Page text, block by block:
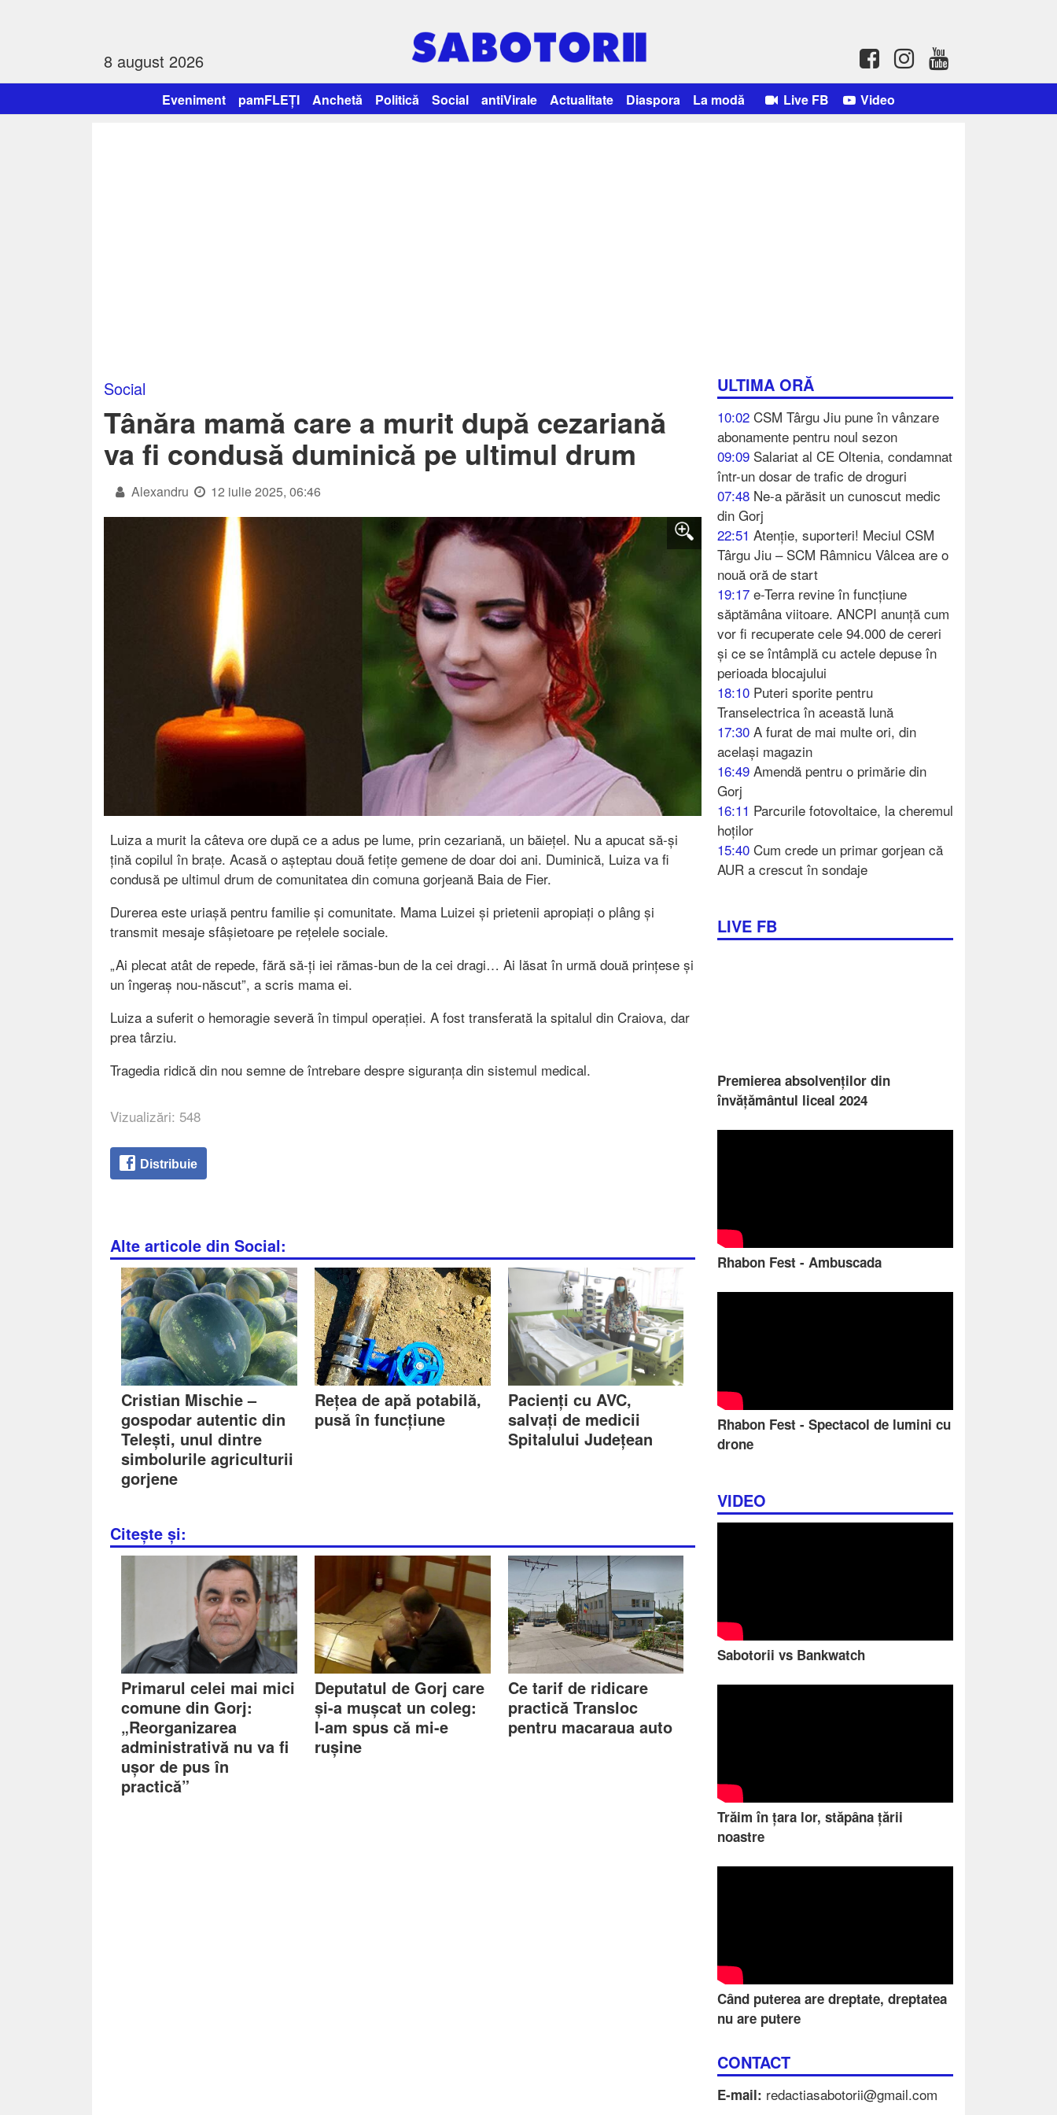
8 august 2026
Eveniment pamFLEȚI Anchetă Politică Social antiVirale Actualitate Diaspora La modă Live FB Video
ULTIMA ORĂ
10:02 CSM Târgu Jiu pune în vânzare
abonamente pentru noul sezon
09:09 Salariat al CE Oltenia, condamnat
într-un dosar de trafic de droguri
07:48 Ne-a părăsit un cunoscut medic
din Gorj
22:51 Atenție, suporteri! Meciul CSM
Târgu Jiu – SCM Râmnicu Vâlcea are o
nouă oră de start
19:17 e-Terra revine în funcțiune
săptămâna viitoare. ANCPI anunță cum
vor fi recuperate cele 94.000 de cereri
și ce se întâmplă cu actele depuse în
perioada blocajului
18:10 Puteri sporite pentru
Transelectrica în această lună
17:30 A furat de mai multe ori, din
același magazin
16:49 Amendă pentru o primărie din
Gorj
16:11 Parcurile fotovoltaice, la cheremul
hoților
15:40 Cum crede un primar gorjean că
AUR a crescut în sondaje
LIVE FB
Premierea absolvenților din
învățământul liceal 2024
Rhabon Fest - Ambuscada
Rhabon Fest - Spectacol de lumini cu
drone
VIDEO
Sabotorii vs Bankwatch
Trăim în țara lor, stăpâna țării
noastre
Când puterea are dreptate, dreptatea
nu are putere
CONTACT
E-mail: redactiasabotorii@gmail.com
Social
Tânăra mamă care a murit după cezariană
va fi condusă duminică pe ultimul drum
Alexandru 12 iulie 2025, 06:46
Luiza a murit la câteva ore după ce a adus pe lume, prin cezariană, un băiețel. Nu a apucat să-și
țină copilul în brațe. Acasă o așteptau două fetițe gemene de doar doi ani. Duminică, Luiza va fi
condusă pe ultimul drum de comunitatea din comuna gorjeană Baia de Fier.
Durerea este uriașă pentru familie și comunitate. Mama Luizei și prietenii apropiați o plâng și
transmit mesaje sfâșietoare pe rețelele sociale.
„Ai plecat atât de repede, fără să-ți iei rămas-bun de la cei dragi… Ai lăsat în urmă două prințese și
un îngeraș nou-născut”, a scris mama ei.
Luiza a suferit o hemoragie severă în timpul operației. A fost transferată la spitalul din Craiova, dar
prea târziu.
Tragedia ridică din nou semne de întrebare despre siguranța din sistemul medical.
Vizualizări: 548
Distribuie
Alte articole din Social:
Cristian Mischie –
gospodar autentic din
Telești, unul dintre
simbolurile agriculturii
gorjene
Rețea de apă potabilă,
pusă în funcțiune
Pacienți cu AVC,
salvați de medicii
Spitalului Județean
Citește și:
Primarul celei mai mici
comune din Gorj:
„Reorganizarea
administrativă nu va fi
ușor de pus în
practică”
Deputatul de Gorj care
și-a mușcat un coleg:
I-am spus că mi-e
rușine
Ce tarif de ridicare
practică Transloc
pentru macaraua auto